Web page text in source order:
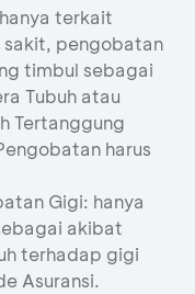
terkait
pengobatan
timbul sebagai
Tubuh atau
Tertanggung
harus
Gigi: hanya
akibat
terhadap gigi
Asuransi.